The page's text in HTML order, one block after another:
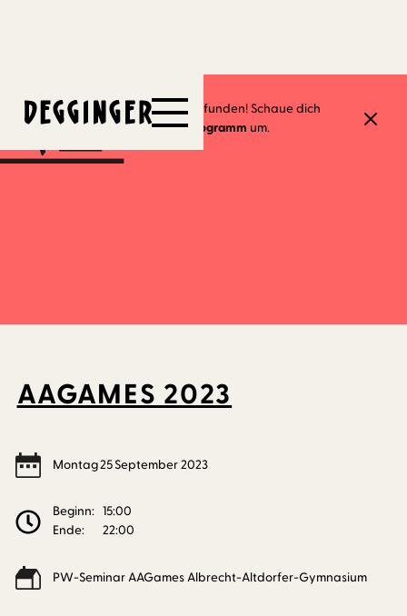
Dieses Event hat schon stattgefunden! Schaue dich
gerne in unseremaktuellen Programm um.
25.9.2023
AAGAMES 2023
Montag25September2023
Beginn: 15:00
Ende:
22:00
PW-Seminar AAGames Albrecht-Altdorfer-Gymnasium